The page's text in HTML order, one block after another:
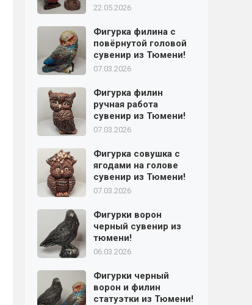
22.05.2026
Фигурка филина с
повёрнутой головой
сувенир из Тюмени!
07.03.2026
Фигурка филин
ручная работа
сувенир из Тюмени!
07.03.2026
Фигурка совушка с
ягодами на голове
сувенир из Тюмени!
07.03.2026
Фигурки ворон
черный сувенир из
тюмени!
06.03.2026
Фигурки черный
ворон и филин
статуэтки из Тюмени!